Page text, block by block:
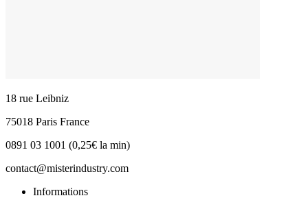
18 rue Leibniz
75018 Paris France
0891 03 1001 (0,25€ la min)
contact@misterindustry.com
Informations